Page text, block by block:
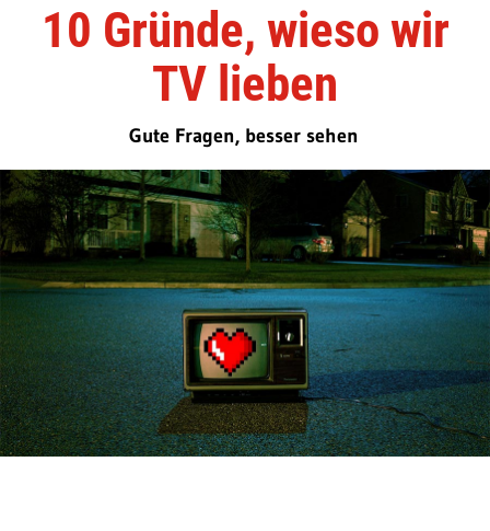
10 Gründe, wieso wir
TV lieben
Gute Fragen, besser sehen